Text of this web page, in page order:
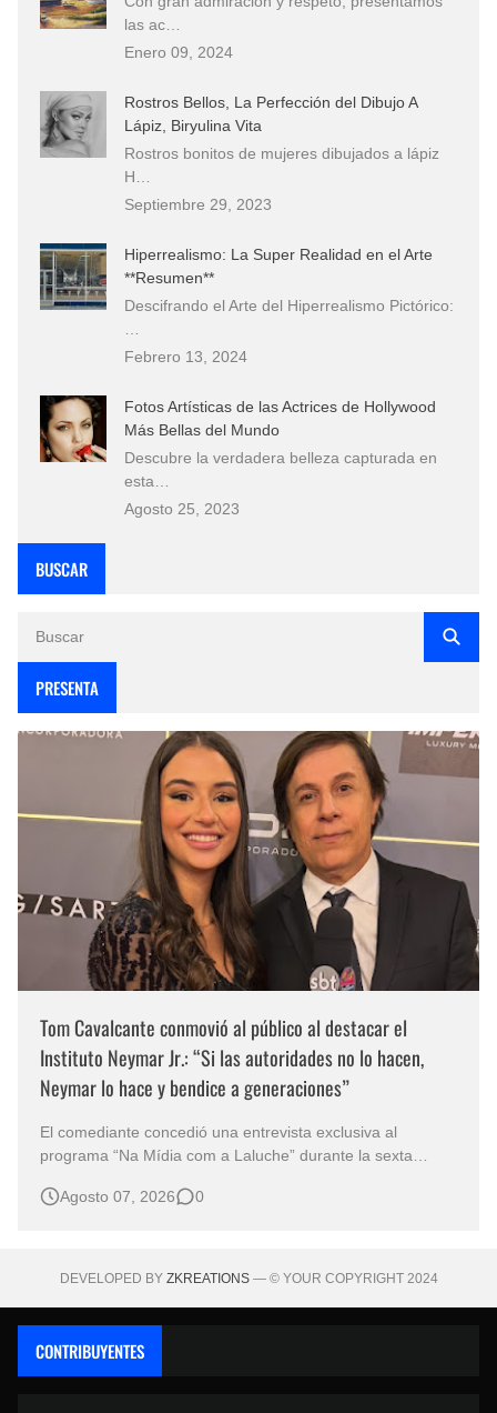
las ac…
Enero 09, 2024
Rostros Bellos, La Perfección del Dibujo A
Lápiz, Biryulina Vita
Rostros bonitos de mujeres dibujados a lápiz
H…
Septiembre 29, 2023
Hiperrealismo: La Super Realidad en el Arte
**Resumen**
Descifrando el Arte del Hiperrealismo Pictórico:
Febrero 13, 2024
Fotos Artísticas de las Actrices de Hollywood
Más Bellas del Mundo
Descubre la verdadera belleza capturada en
esta…
Agosto 25, 2023
BUSCAR
PRESENTA
Tom Cavalcante conmovió al público al destacar el
Instituto Neymar Jr.: “Si las autoridades no lo hacen,
Neymar lo hace y bendice a generaciones”
El comediante concedió una entrevista exclusiva al
programa “Na Mídia com a Laluche” durante la sexta
eventos benéficos más importantes de Brasil. En medio del
Agosto 07, 2026 0
DEVELOPED BY ZKREATIONS— © YOUR COPYRIGHT 2024
CONTRIBUYENTES